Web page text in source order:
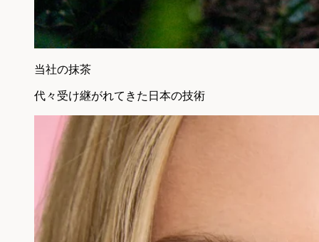
当社の抹茶
代々受け継がれてきた日本の技術